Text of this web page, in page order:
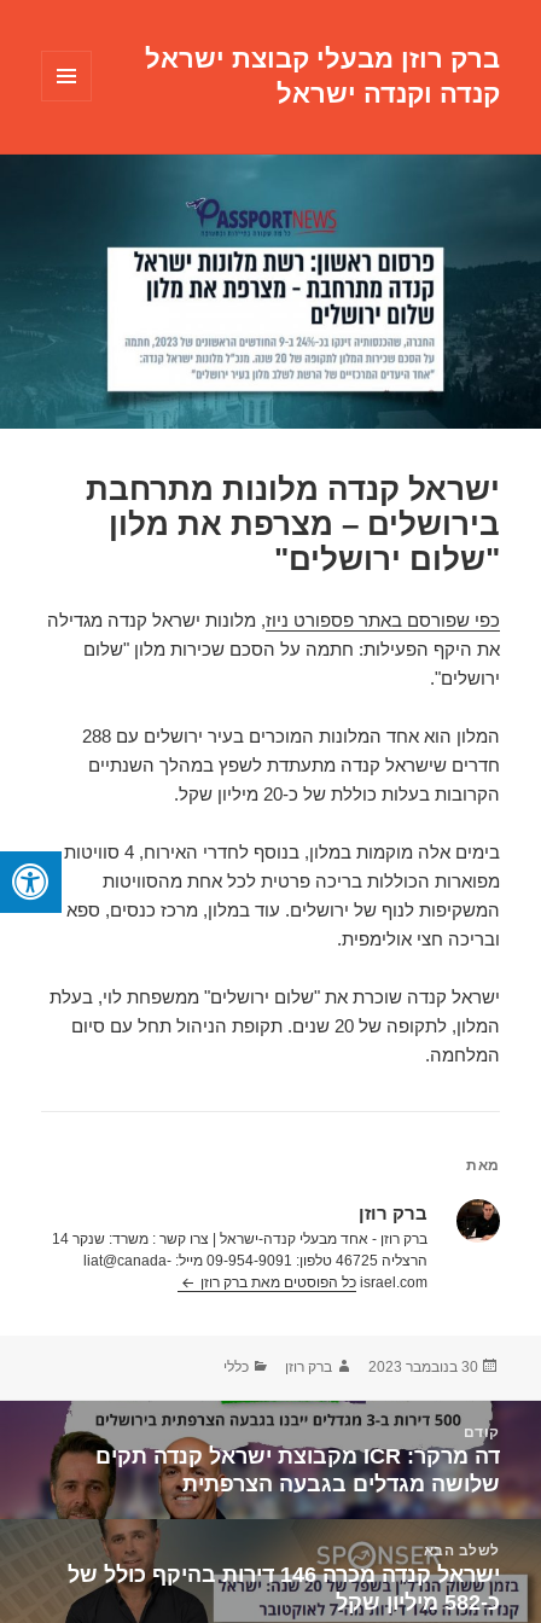
ברק רוזן מבעלי קבוצת ישראל
קנדה וקנדה ישראל
ישראל קנדה מלונות מתרחבת
בירושלים – מצרפת את מלון
"שלום ירושלים"
כפי שפורסם באתר פספורט ניוז, מלונות ישראל קנדה מגדילה
את היקף הפעילות: חתמה על הסכם שכירות מלון "שלום
ירושלים".
המלון הוא אחד המלונות המוכרים בעיר ירושלים עם 288
חדרים שישראל קנדה מתעתדת לשפץ במהלך השנתיים
הקרובות בעלות כוללת של כ-20 מיליון שקל.
בימים אלה מוקמות במלון, בנוסף לחדרי האירוח, 4 סוויטות
מפוארות הכוללות בריכה פרטית לכל אחת מהסוויטות
המשקיפות לנוף של ירושלים. עוד במלון, מרכז כנסים, ספא
ובריכה חצי אולימפית.
ישראל קנדה שוכרת את "שלום ירושלים" ממשפחת לוי, בעלת
המלון, לתקופה של 20 שנים. תקופת הניהול תחל עם סיום
המלחמה.
מאת
ברק רוזן
ברק רוזן - אחד מבעלי קנדה-ישראל | צרו קשר : משרד: שנקר 14
הרצליה 46725 טלפון: 09-954-9091 מייל: liat@canada-
israel.com כל הפוסטים מאת ברק רוזן‏
פורסם
30 בנובמבר 2023 מחבר
ברק רוזן קטגוריות
כללי
קודם
הפוסט
הקודם:
דה מרקר: ICR מקבוצת ישראל קנדה תקים
שלושה מגדלים בגבעה הצרפתית
לשלב הבא
הפוסט
הבא:
ישראל קנדה מכרה 146 דירות בהיקף כולל של
כ-582 מיליון שקל